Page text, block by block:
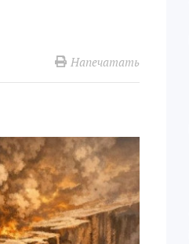
Напечатать